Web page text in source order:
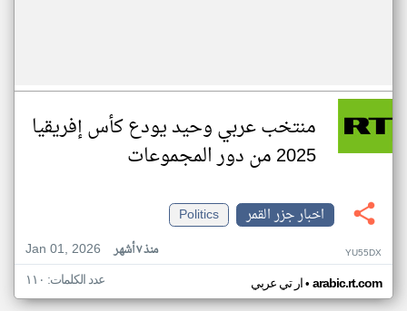
منتخب عربي وحيد يودع كأس إفريقيا
2025 من دور المجموعات
اخبار جزر القمر
Politics
Jan 01, 2026
منذ ٧ أشهر YU55DX
ار تي عربي• arabic.rt.com عدد الكلمات: ١١٠